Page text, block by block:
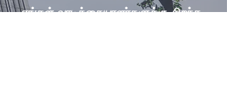
எங்கள் வாடிக்கையாளர்களுக்கு சிறந்த